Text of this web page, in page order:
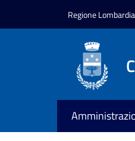
Regione Lombardia